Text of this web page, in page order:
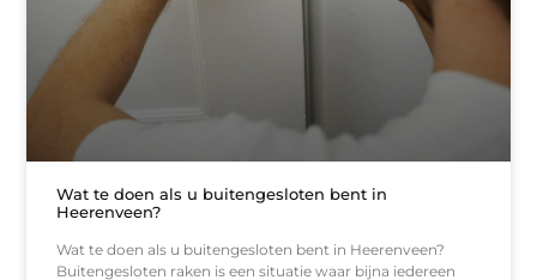
Wat te doen als u buitengesloten bent in
Heerenveen?
Wat te doen als u buitengesloten bent in Heerenveen?
Buitengesloten raken is een situatie waar bijna iedereen